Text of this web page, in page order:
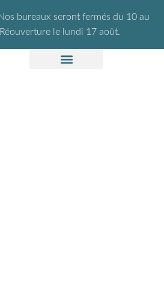
bureaux seront fermés du 10 au
le lundi 17 août.